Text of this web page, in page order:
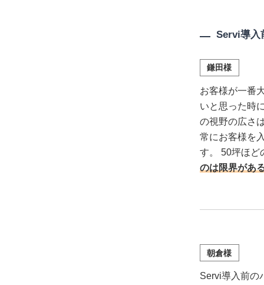
Servi導入
鎌田様
お客様が一番
いと思った時
の視野の広さ
常にお客様を
す。 50坪ほど
のは限界があ
朝倉様
Servi導入前の